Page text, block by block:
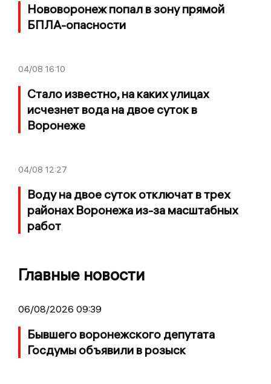
Нововоронеж попал в зону прямой
БПЛА-опасности
04/08 16:10
Стало известно, на каких улицах
исчезнет вода на двое суток в
Воронеже
04/08 12:27
Воду на двое суток отключат в трех
районах Воронежа из-за масштабных
работ
Главные новости
06/08/2026 09:39
Бывшего воронежского депутата
Госдумы объявили в розыск